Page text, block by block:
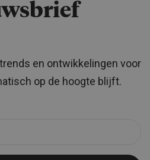
en ontwikkelingen voor
op de hoogte blijft.